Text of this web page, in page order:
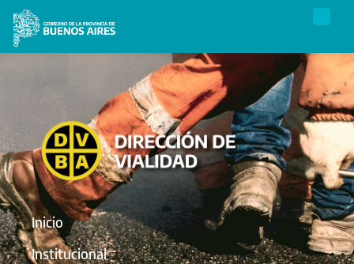
Inicio
Institucional